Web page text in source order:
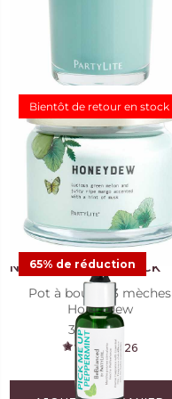
Pot à bougie Escential
Honeydew
11,23 €
24,95 € Offre
22
Bientôt de retour en stock
Pot à bougie 3 mèches
Honeydew
34,95 €
26
65% de réduction